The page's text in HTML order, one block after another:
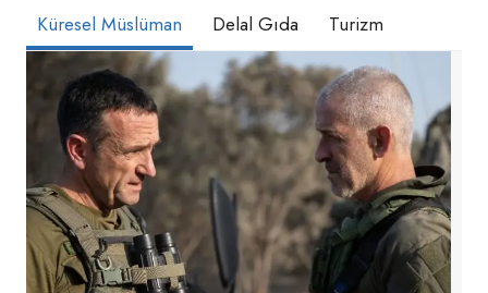
Küresel Müslüman Delal Gıda Turizm